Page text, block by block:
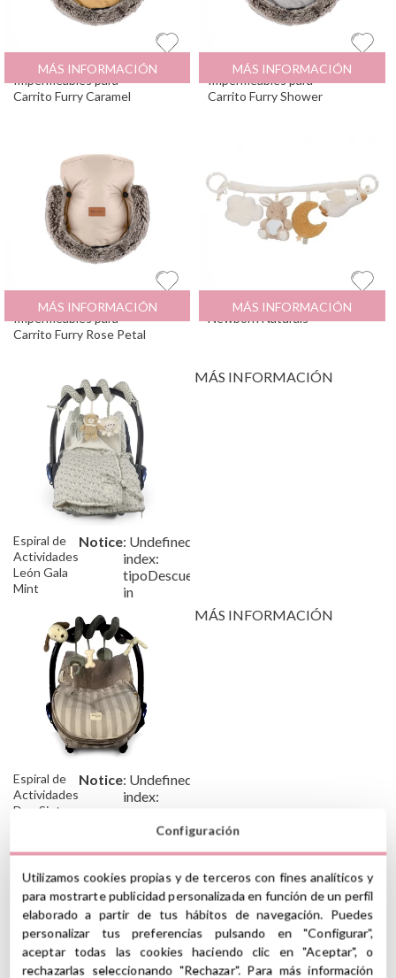
Manoplas Térmicas
Impermeables para
Carrito Furry Caramel
29
MÁS INFORMACIÓN
Manoplas Térmicas
Impermeables para
Carrito Furry Shower
29
MÁS INFORMACIÓN
Manoplas Térmicas
Impermeables para
Carrito Furry Rose Petal
29
MÁS INFORMACIÓN
Juguete Carrito
Newborn Naturals
19.95
MÁS INFORMACIÓN
Espiral de
Actividades
León Gala
Mint
Notice: Undefined
index:
tipoDescuento
in
MÁS INFORMACIÓN
Espiral de
Actividades
Dog Sintra
Notice: Undefined
index:
MÁS INFORMACIÓN
MÁS INFORMACIÓN
Configuración
Utilizamos cookies propias y de terceros con fines analíticos y
para mostrarte publicidad personalizada en función de un perfil
elaborado a partir de tus hábitos de navegación. Puedes
personalizar tus preferencias pulsando en "Configurar",
aceptar todas las cookies haciendo clic en "Aceptar", o
rechazarlas seleccionando "Rechazar". Para más información